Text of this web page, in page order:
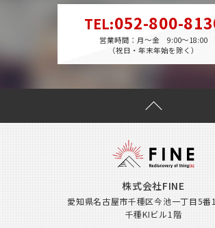
TEL:052-800-
営業時間：月～金 9:00～18:00
（祝日・年末年始を除く）
株式会社FINE
愛知県名古屋市千種区今池一丁目5
千種KIビル1階